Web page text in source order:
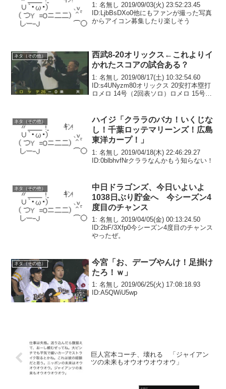
1: 名無し 2019/09/03(火) 23:52:23.45
ID:LjbBsDXo0他にもファンが撮った写真
からアイコン募集したり楽しそう
ネタ（その他）
西武8-20オリックス←これよりイ
かれたスコアの試合ある？
1: 名無し 2019/08/17(土) 10:32:54.60
ID:s4UNyzm80オリックス 20安打本塁打
ロメロ 14号（2回表ソロ）ロメロ 15号
ネタ（その他）
ハイジ「クララのバカ！いくじな
し！千葉ロッテマリーンズ！広島
東洋カープ！」
1: 名無し 2019/04/18(木) 22:46:29.27
ID:0blbhvfNrクララなんかもう知らない！
ネタ（その他）
中日ドラゴンズ、今日いよいよ
1038日ぶり貯金へ 今シーズン4
度目のチャンス
1: 名無し 2019/04/05(金) 00:13:24.50
ID:2bF/3Xfp0今シーズン4度目のチャンス
やったぜ。
ネタ（その他）
今宮「お、デーブやんけ！足掛け
たろ！ｗ」
1: 名無し 2019/06/25(火) 17:08:18.93
ID:A5QWiU5wp
巨人宮本コーチ、壊れる 「ジャイアン
ツの未来もオウオウオウオウ」